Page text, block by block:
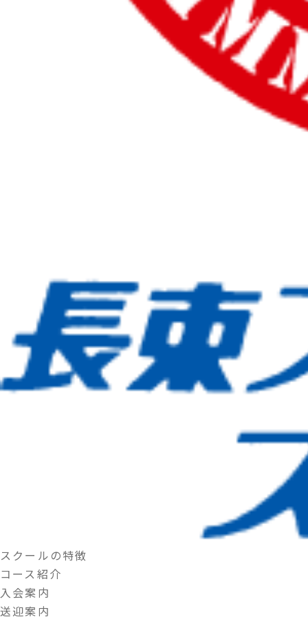
スクールの特徴
コース紹介
入会案内
送迎案内